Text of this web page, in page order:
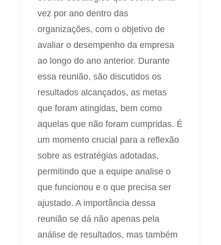
vez por ano dentro das
organizações, com o objetivo de
avaliar o desempenho da empresa
ao longo do ano anterior. Durante
essa reunião, são discutidos os
resultados alcançados, as metas
que foram atingidas, bem como
aquelas que não foram cumpridas. É
um momento crucial para a reflexão
sobre as estratégias adotadas,
permitindo que a equipe analise o
que funcionou e o que precisa ser
ajustado. A importância dessa
reunião se dá não apenas pela
análise de resultados, mas também